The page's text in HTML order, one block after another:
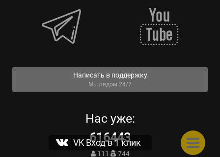
Написать в поддержку
Мы рядом 24/7
Нас уже:
616443
111 744
VK Вход в 1 клик